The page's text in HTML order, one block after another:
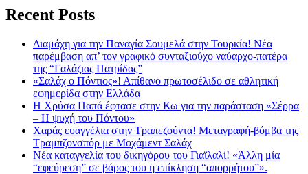
Recent Posts
Διαμάχη για την Παναγία Σουμελά στην Τουρκία! Νέα
παρέμβαση απ’ τον γραφικό συνταξιούχο ναύαρχο-πατέρα
της “Γαλάζιας Πατρίδας”
«Σαλάχ ο Πόντιος»! Απίθανο πρωτοσέλιδο σε αθλητική
εφημερίδα στην Ελλάδα
Η Χρύσα Παπά έφτασε στην Κω για την παράσταση «Σέρρα
– Η ψυχή του Πόντου»
Χαράς ευαγγέλια στην Τραπεζούντα! Μεταγραφή-βόμβα της
Τραμπζονσπόρ με Μοχάμεντ Σαλάχ
Νέα καταγγελία του δικηγόρου του Γιαϊλαλί! «Άλλη μία
“εφεύρεση” σε βάρος του η επίκληση “απορρήτου”».